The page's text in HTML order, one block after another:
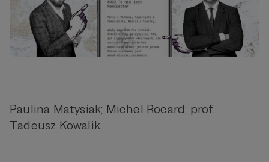
Paulina Matysiak; Michel Rocard; prof.
Tadeusz Kowalik